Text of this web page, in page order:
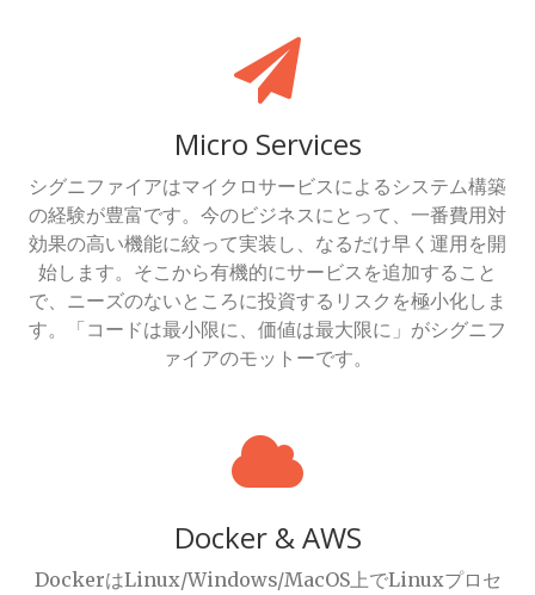
Micro Services
シグニファイアはマイクロサービスによるシステム構築
の経験が豊富です。今のビジネスにとって、一番費用対
効果の高い機能に絞って実装し、なるだけ早く運用を開
始します。そこから有機的にサービスを追加すること
で、ニーズのないところに投資するリスクを極小化しま
す。「コードは最小限に、価値は最大限に」がシグニフ
ァイアのモットーです。
Docker & AWS
DockerはLinux/Windows/MacOS上でLinuxプロセ